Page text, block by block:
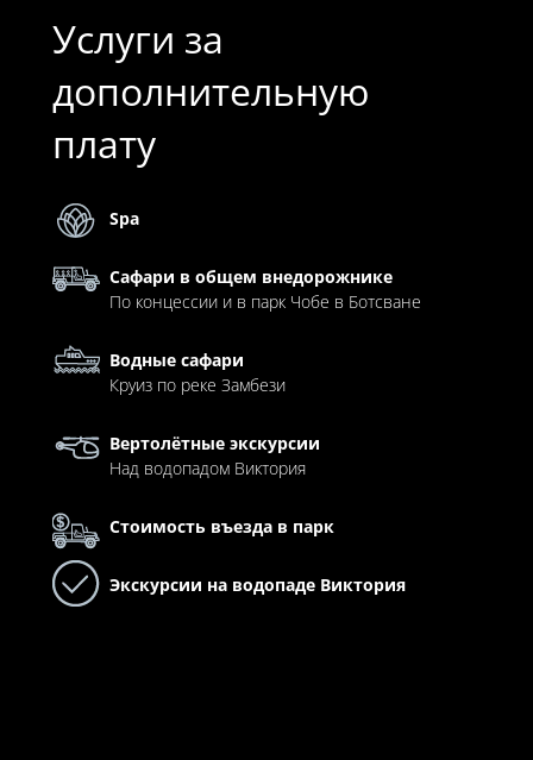
Услуги за
дополнительную
плату
Spa
Сафари в общем внедорожнике
По концессии и в парк Чобе в Ботсване
Водные сафари
Круиз по реке Замбези
Вертолётные экскурсии
Над водопадом Виктория
Стоимость въезда в парк
Экскурсии на водопаде Виктория